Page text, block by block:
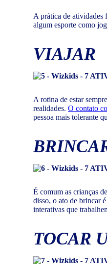
A prática de atividades
algum esporte como
VIAJAR
A rotina de estar
realidades. O contato
pessoa mais tolerante
É comum as crianças
disso, o ato de brincar
interativas que
TOCAR